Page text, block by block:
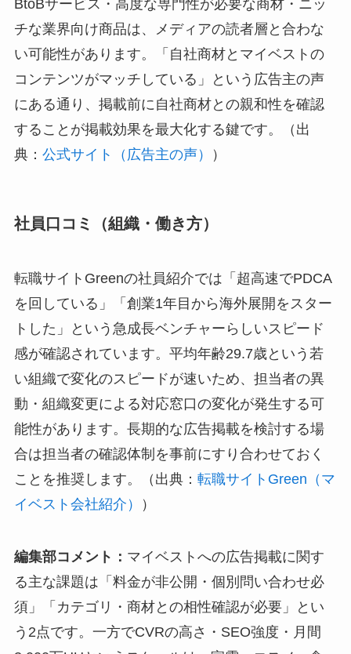
BtoBサービス・高度な専門性が必要な商材・ニッ
チな業界向け商品は、メディアの読者層と合わな
い可能性があります。「自社商材とマイベストの
コンテンツがマッチしている」という広告主の声
にある通り、掲載前に自社商材との親和性を確認
することが掲載効果を最大化する鍵です。（出
典： 公式サイト（広告主の声） ）
社員口コミ（組織・働き方）
転職サイトGreenの社員紹介では「超高速でPDCA
を回している」「創業1年目から海外展開をスター
トした」という急成長ベンチャーらしいスピード
感が確認されています。平均年齢29.7歳という若
い組織で変化のスピードが速いため、担当者の異
動・組織変更による対応窓口の変化が発生する可
能性があります。長期的な広告掲載を検討する場
合は担当者の確認体制を事前にすり合わせておく
ことを推奨します。（出典： 転職サイトGreen（マ
イベスト会社紹介）
）
編集部コメント： マイベストへの広告掲載に関す
る主な課題は「料金が非公開・個別問い合わせ必
須」「カテゴリ・商材との相性確認が必要」とい
う2点です。一方でCVRの高さ・SEO強度・月間